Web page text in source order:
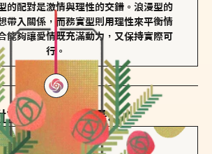
的配對是激情與理性的交錯。浪漫型的
帶入關係，而務實型則用理性來平衡情
能夠讓愛情既充滿動力，又保持實際可
行。
方的主調蠟燭是...